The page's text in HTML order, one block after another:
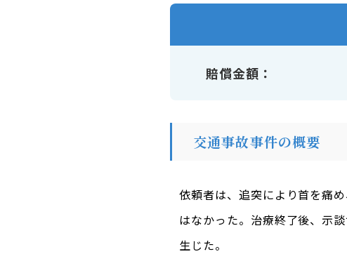
賠償金額
交通事故事件の概要
依頼者は、追突により首を痛
はなかった。治療終了後、示
生じた。